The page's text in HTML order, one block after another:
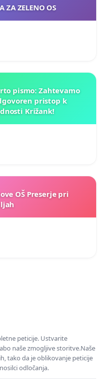
ZA ZELENO OS
pismo: Zahtevamo
pristop k
Križank!
OŠ Preserje pri
peticije. Ustvarite
naše zmogljive storitve.Naše
tako da je oblikovanje peticije
odločanja.